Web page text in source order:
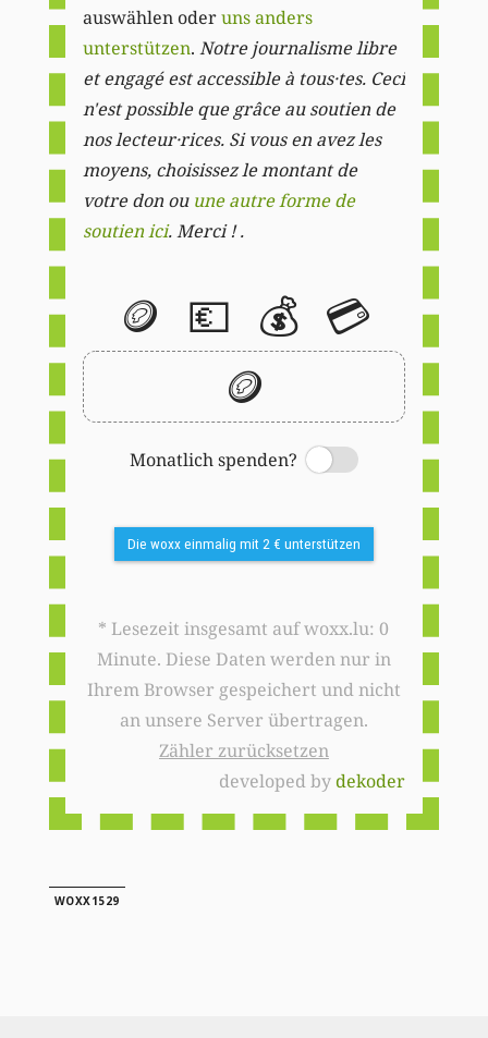
auswählen oderuns anders
unterstützen. Notre journalisme libre
et engagé est accessible à tous·tes. Ceci
n'est possible que grâce au soutien de
nos lecteur·rices. Si vous en avez les
moyens, choisissez le montant de
votre don ou une autre forme de
soutien ici. Merci ! .
🪙 💶 💰 💳
🪙
Monatlich spenden?
Switch
Die woxx einmalig mit 2 € unterstützen
* Lesezeit insgesamt auf woxx.lu: 0
Minute. Diese Daten werden nur in
Ihrem Browser gespeichert und nicht
an unsere Server übertragen.
Zähler zurücksetzen
developed bydekoder
WOXX1529